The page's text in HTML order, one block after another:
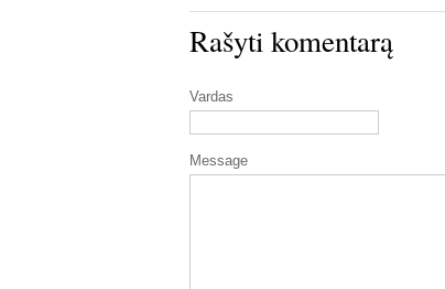
Rašyti komentarą
Vardas
Message